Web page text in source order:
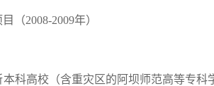
（2008-2009年）
科高校（含重灾区的阿坝师范高等专科